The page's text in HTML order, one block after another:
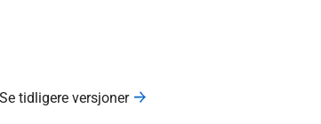
Se tidligere versjoner